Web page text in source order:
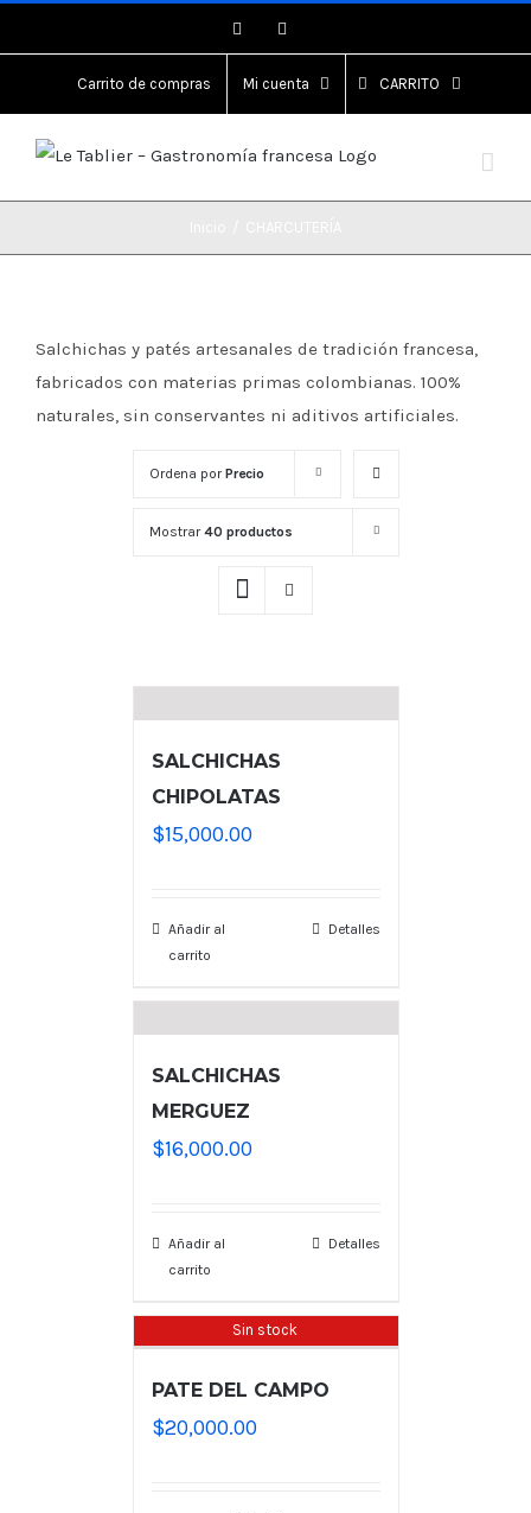
al
contenido
Instagram
Carrito de compras Mi cuenta CARRITO
Salchichas y patés artesanales de tradición francesa,
fabricados con materias primas colombianas. 100%
naturales, sin conservantes ni aditivos artificiales.
Ordena porPrecio
Mostrar40 productos
SALCHICHAS
CHIPOLATAS
$15,000.00
Añadir al
carrito
Detalles
SALCHICHAS
MERGUEZ
$16,000.00
Añadir al
carrito
Detalles
Sin stock
PATE DEL CAMPO
$20,000.00